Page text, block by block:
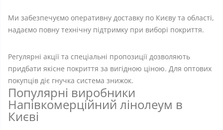
Ми забезпечуємо оперативну доставку по Києву та області,
надаємо повну технічну підтримку при виборі покриття.
Регулярні акції та спеціальні пропозиції дозволяють
придбати якісне покриття за вигідною ціною. Для оптових
покупців діє гнучка система знижок.
Популярні виробники
Напівкомерційний лінолеум в
Києві